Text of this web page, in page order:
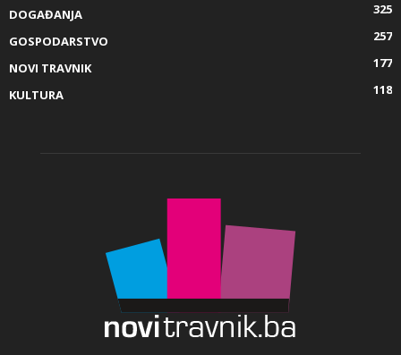
DOGAĐANJA
325
GOSPODARSTVO
257
NOVI TRAVNIK
177
KULTURA
118